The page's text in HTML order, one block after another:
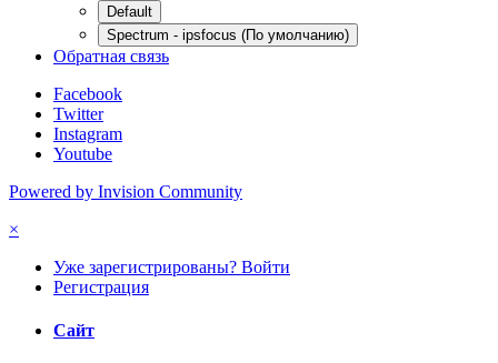
Default
Spectrum - ipsfocus (По умолчанию)
Обратная связь
Facebook
Twitter
Instagram
Youtube
Powered by Invision Community
×
Уже зарегистрированы? Войти
Регистрация
Сайт